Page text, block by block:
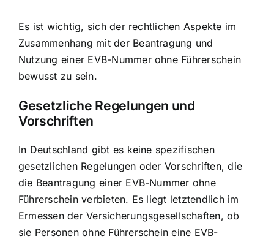
Es ist wichtig, sich der rechtlichen Aspekte im
Zusammenhang mit der Beantragung und
Nutzung einer EVB-Nummer ohne Führerschein
bewusst zu sein.
Gesetzliche Regelungen und
Vorschriften
In Deutschland gibt es keine spezifischen
gesetzlichen Regelungen oder Vorschriften, die
die Beantragung einer EVB-Nummer ohne
Führerschein verbieten. Es liegt letztendlich im
Ermessen der Versicherungsgesellschaften, ob
sie Personen ohne Führerschein eine EVB-